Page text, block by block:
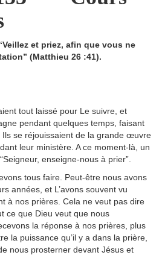
et priez, afin que vous ne
(Matthieu 26 :41).
tout laissé pour Le suivre, et
pendant quelques temps, faisant
se réjouissaient de la grande œuvre
leur ministère. A ce moment-là, un
enseigne-nous à prier”.
tous faire. Peut-être nous avons
années, et L’avons souvent vu
à nos prières. Cela ne veut pas dire
ce que Dieu veut que nous
la réponse à nos prières, plus
la puissance qu’il y a dans la prière,
nous prosterner devant Jésus et